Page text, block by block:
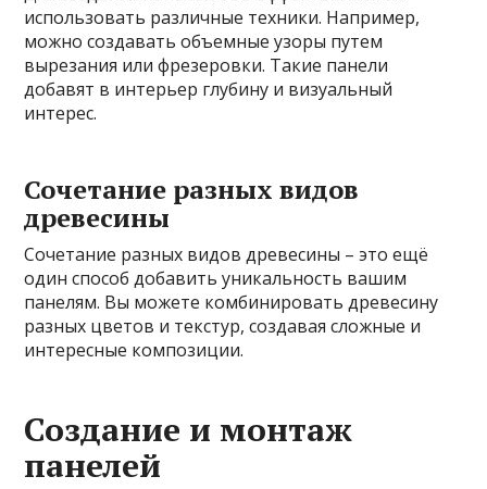
использовать различные техники. Например,
можно создавать объемные узоры путем
вырезания или фрезеровки. Такие панели
добавят в интерьер глубину и визуальный
интерес.
Сочетание разных видов
древесины
Сочетание разных видов древесины – это ещё
один способ добавить уникальность вашим
панелям. Вы можете комбинировать древесину
разных цветов и текстур, создавая сложные и
интересные композиции.
Создание и монтаж
панелей